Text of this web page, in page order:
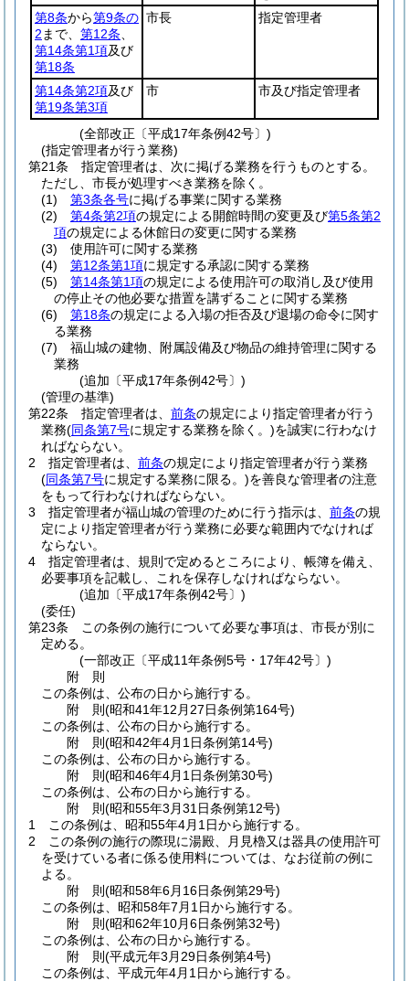
第8条から第9条の
2 まで、 第12条
第14条第1項及び
第18条
市長 指定管理者
第14条第2項及び
第19条第3項
市 市及び指定管理者
(全部改正〔平成17年条例42号〕)
(指定管理者が行う業務)
第21条
指定管理者は、次に掲げる業務を行うものとする。
ただし、市長が処理すべき業務を除く。
(1)
第3条各号に掲げる事業に関する業務
(2)
第4条第2項の規定による開館時間の変更及び第5条第2
項の規定による休館日の変更に関する業務
(3)
使用許可に関する業務
(4)
第12条第1項に規定する承認に関する業務
(5)
第14条第1項の規定による使用許可の取消し及び使用
の停止その他必要な措置を講ずることに関する業務
(6)
第18条の規定による入場の拒否及び退場の命令に関す
る業務
(7)
福山城の建物、附属設備及び物品の維持管理に関する
業務
(追加〔平成17年条例42号〕)
(管理の基準)
第22条
指定管理者は、 前条の規定により指定管理者が行う
業務(同条第7号に規定する業務を除く。)を誠実に行わなけ
ればならない。
2
指定管理者は、 前条の規定により指定管理者が行う業務
(同条第7号に規定する業務に限る。)を善良な管理者の注意
をもって行わなければならない。
3
指定管理者が福山城の管理のために行う指示は、 前条の規
定により指定管理者が行う業務に必要な範囲内でなければ
ならない。
4
指定管理者は、規則で定めるところにより、帳簿を備え、
必要事項を記載し、これを保存しなければならない。
(追加〔平成17年条例42号〕)
(委任)
第23条
この条例の施行について必要な事項は、市長が別に
定める。
(一部改正〔平成11年条例5号・17年42号〕)
附 則
この条例は、公布の日から施行する。
附 則(昭和41年12月27日条例第164号)
この条例は、公布の日から施行する。
附 則(昭和42年4月1日条例第14号)
この条例は、公布の日から施行する。
附 則(昭和46年4月1日条例第30号)
この条例は、公布の日から施行する。
附 則(昭和55年3月31日条例第12号)
1
この条例は、昭和55年4月1日から施行する。
2
この条例の施行の際現に湯殿、月見櫓又は器具の使用許可
を受けている者に係る使用料については、なお従前の例に
よる。
附 則(昭和58年6月16日条例第29号)
この条例は、昭和58年7月1日から施行する。
附 則(昭和62年10月6日条例第32号)
この条例は、公布の日から施行する。
附 則(平成元年3月29日条例第4号)
この条例は、平成元年4月1日から施行する。